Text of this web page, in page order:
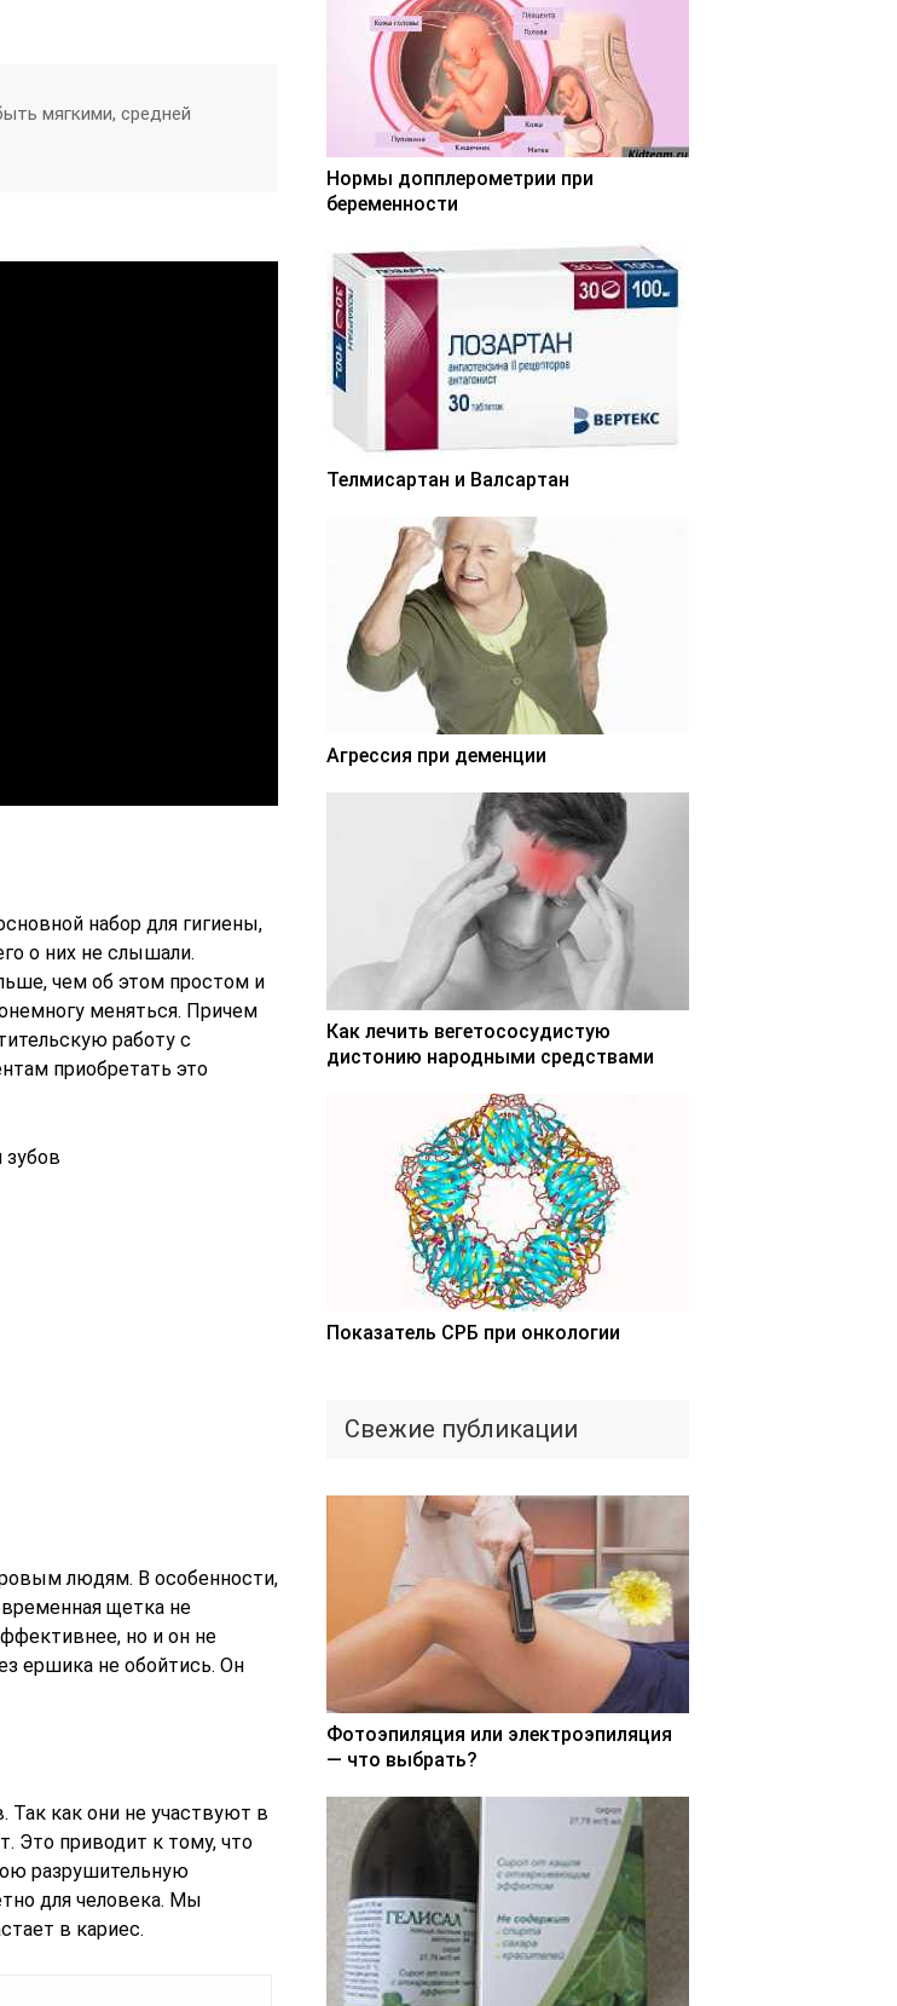
мягкими, средней
набор для гигиены,
о них не слышали.
чем об этом простом и
меняться. Причем
работу с
приобретать это
людям. В особенности,
щетка не
но и он не
ершика не обойтись. Он
Так как они не участвуют в
Это приводит к тому, что
разрушительную
для человека. Мы
в кариес.
Нормы допплерометрии при
беременности
Телмисартан и Валсартан
Агрессия при деменции
Как лечить вегетососудистую
дистонию народными средствами
Показатель СРБ при онкологии
Свежие публикации
Фотоэпиляция или электроэпиляция
— что выбрать?